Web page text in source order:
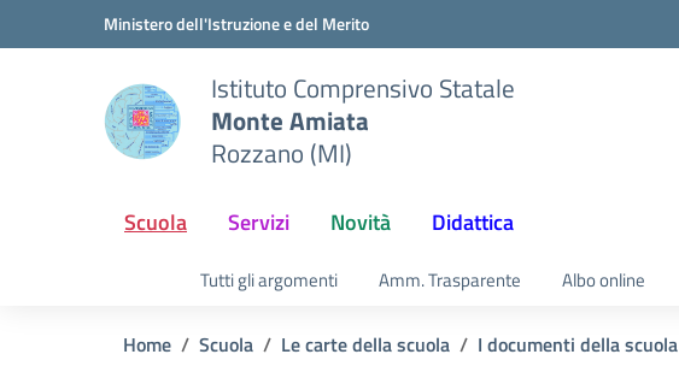
Vai ai contenuti
Vai al menu di navigazioneMinistero dell'Istruzione e del Merito
Istituto Comprensivo Statale
Monte Amiata
Rozzano (MI)
Scuola Servizi Novità Didattica
Tutti gli argomenti Amm. Trasparente Albo online
Home Scuola Le carte della scuola I documenti della scuola